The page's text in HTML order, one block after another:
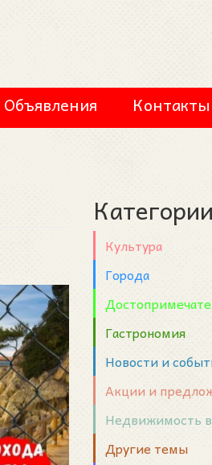
Объявления Контакты
Категории
Культура
Города
Гастрономия
Новости и
Акции и
Недвижимость
Другие темы